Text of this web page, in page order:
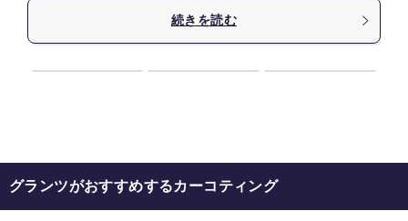
続きを読む
グランツがおすすめするカーコティング